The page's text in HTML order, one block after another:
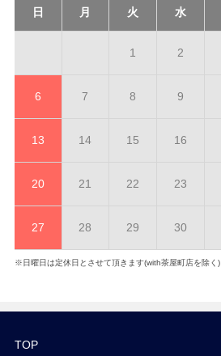
日 月 火 水
1 2
6 7 8 9
13 14 15 16
20 21 22 23
27 28 29 30
※日曜日は定休日とさせて頂きます(with茶屋町店を除く)
TOP